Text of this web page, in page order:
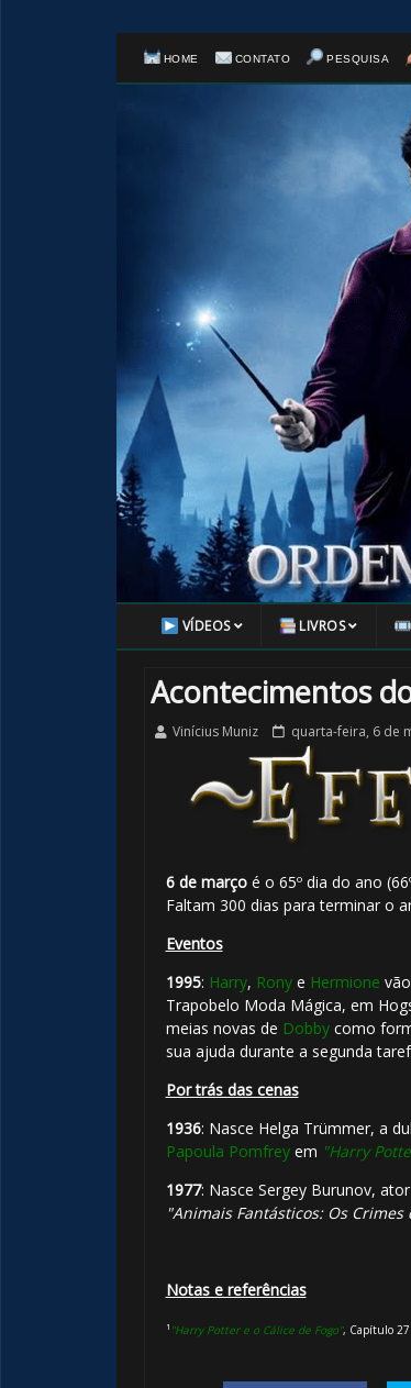
HOME CONTATO PESQUISA
VÍDEOS LIVROS
Acontecimentos
Vinícius Muniz quarta-feira, 6 de
6 de marçoé o 65º dia do ano
Faltam 300 dias para terminar o
Eventos
1995: Harry, Ronye Hermione
Trapobelo Moda Mágica, em
meias novas de Dobbycomo
sua ajuda durante a segunda
Por trás das cenas
1936: Nasce Helga Trümmer, a
Papoula Pomfreyem "Harry
1977: Nasce Sergey Burunov,
"Animais Fantásticos: Os
Notas e referências
¹ "Harry Potter e o Cálice de Fogo", Capítulo 27
1️⃣
1️⃣ 8️⃣